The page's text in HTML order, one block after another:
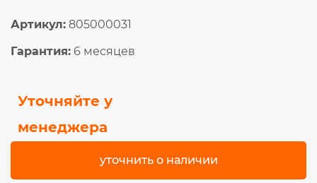
Артикул: 805000031
Гарантия: 6 месяцев
Уточняйте у
менеджера
уточнить о наличии